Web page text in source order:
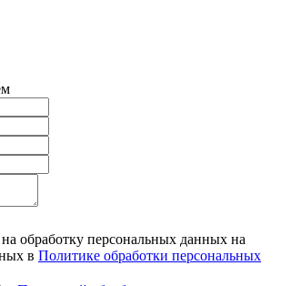
обработку персональных данных на
в Политике обработки персональных